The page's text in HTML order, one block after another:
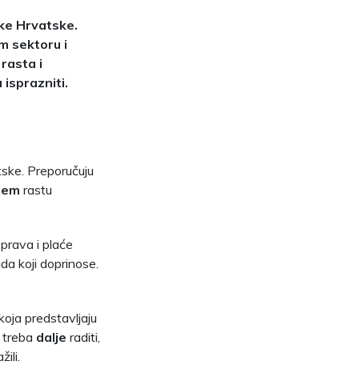
Hrvatske.
sektoru i
i
isprazniti.
Preporučuju
rastu
i plaće
koji doprinose.
predstavljaju
dalje raditi,